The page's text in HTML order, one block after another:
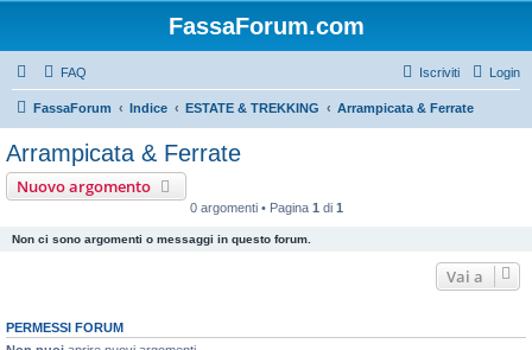
FassaForum.com
FAQ Login
Iscriviti
FassaForum Indice ESTATE & TREKKING Arrampicata & Ferrate
Arrampicata & Ferrate
Nuovo argomento
0 argomenti • Pagina 1 di 1
Non ci sono argomenti o messaggi in questo forum.
Vai a
PERMESSI FORUM